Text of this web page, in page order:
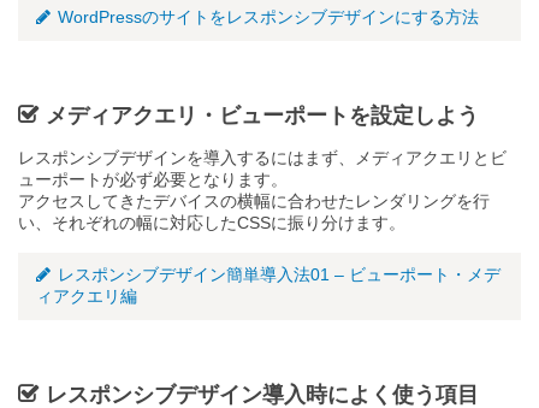
WordPressのサイトをレスポンシブデザインにする方法
メディアクエリ・ビューポートを設定しよう
レスポンシブデザインを導入するにはまず、メディアクエリとビ
ューポートが必ず必要となります。
アクセスしてきたデバイスの横幅に合わせたレンダリングを行
い、それぞれの幅に対応したCSSに振り分けます。
レスポンシブデザイン簡単導入法01 – ビューポート・メデ
ィアクエリ編
レスポンシブデザイン導入時によく使う項目